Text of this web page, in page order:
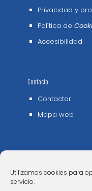
Utilizamos cookies para
servicio.
Privacidad y
Política de
Accesibilidad
Contacta
Contactar
Mapa web